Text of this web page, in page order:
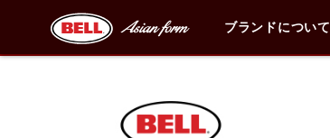
ブランドについて